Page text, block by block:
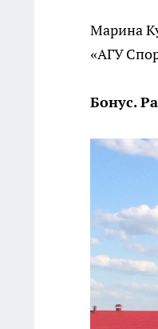
Марина
«АГУ
Бонус.